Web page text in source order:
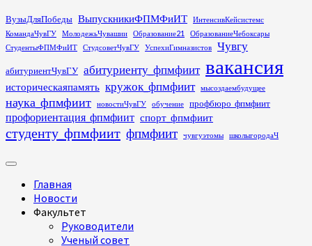
Перейти
к
содержимому
ВузыДляПобеды ВыпускникиФПМФиИТ
ИнтенсивКейсистемс
КомандаЧувГУ
МолодежьЧувашии Образование21
ОбразованиеЧебоксары
СтудентыФПМФиИТ
СтудсоветЧувГУ УспехиГимназистов Чувгу
абитуриентЧувГУ абитуриенту_фпмфиит вакансия
историческаяпамять кружок_фпмфиит мысоздаембудущее
наука_фпмфиит новостиЧувГУ обучение профбюро_фпмфиит
профориентация_фпмфиит спорт_фпмфиит
студенту_фпмфиит фпмфиит чувгуэтомы школыгородаЧ
Основное
Главная
Новости
Факультет
Руководители
Ученый совет